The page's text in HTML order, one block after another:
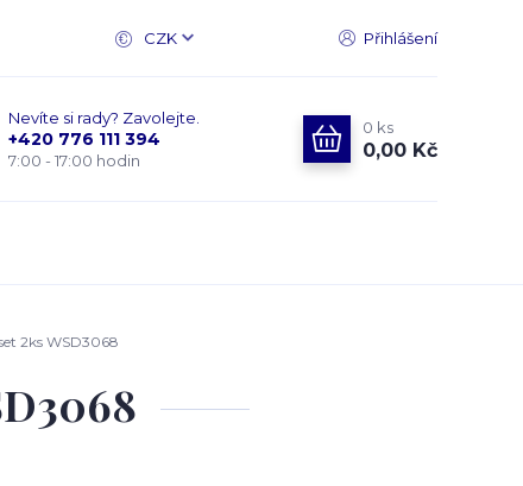
CZK Přihlášení
Nevíte si rady? Zavolejte.
+420 776 111 394
7:00 - 17:00 hodin
0 ks
0,00 Kč
2ks WSD3068